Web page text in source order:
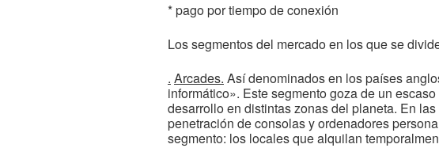
* pago por tiempo de conexión
Los segmentos del mercado en los que se
. Arcades. Así denominados en los países
informático». Este segmento goza de un
desarrollo en distintas zonas del planeta. En
penetración de consolas y ordenadores
segmento: los locales que alquilan